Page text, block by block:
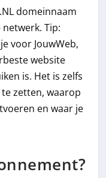
domeinnaam
Tip:
voor JouwWeb,
website
is. Het is zelfs
zetten, waarop
en waar je